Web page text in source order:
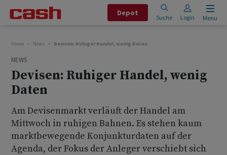
Depot
Suche Login Menu
Home News Devisen: Ruhiger Handel, wenig Daten
NEWS
Devisen: Ruhiger Handel, wenig
Daten
Am Devisenmarkt verläuft der Handel am
Mittwoch in ruhigen Bahnen. Es stehen kaum
marktbewegende Konjunkturdaten auf der
Agenda, der Fokus der Anleger verschiebt sich